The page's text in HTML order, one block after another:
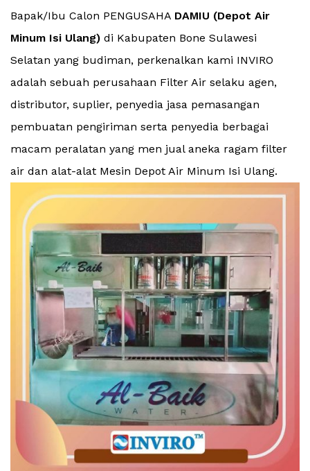
Bapak/Ibu Calon PENGUSAHA DAMIU (Depot Air
Minum Isi Ulang) di Kabupaten Bone Sulawesi
Selatan yang budiman, perkenalkan kami INVIRO
adalah sebuah perusahaan Filter Air selaku agen,
distributor, suplier, penyedia jasa pemasangan
pembuatan pengiriman serta penyedia berbagai
macam peralatan yang men jual aneka ragam filter
air dan alat-alat Mesin Depot Air Minum Isi Ulang.